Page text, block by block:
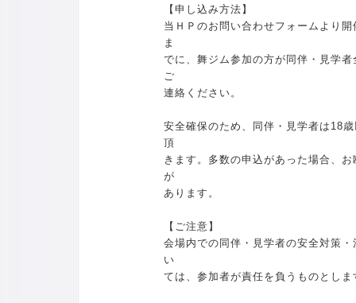
【申し込み方法】
当ＨＰのお問い合わせフォームより
ま
でに、舞ジム参加の方が同伴・見学
ご
連絡ください。
安全確保のため、同伴・見学者は18
頂
きます。多数の申込があった場合、
が
あります。
【ご注意】
会場内での同伴・見学者の安全対策
い
ては、参加者が責任を負うものとしま